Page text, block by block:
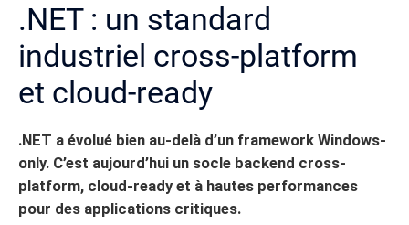
.NET : un standard
industriel cross-platform
et cloud-ready
.NET a évolué bien au-delà d’un framework Windows-
only. C’est aujourd’hui un socle backend cross-
platform, cloud-ready et à hautes performances
pour des applications critiques.